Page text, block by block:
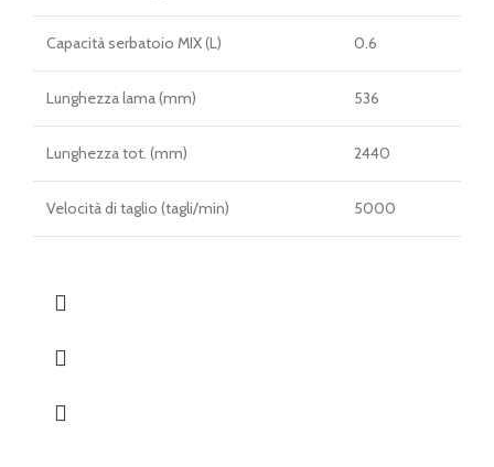
Capacità serbatoio MIX (L) 0.6
Lunghezza lama (mm) 536
Lunghezza tot. (mm) 2440
Velocità di taglio (tagli/min) 5000